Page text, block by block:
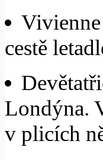
cestě
Londýna.
v plicích